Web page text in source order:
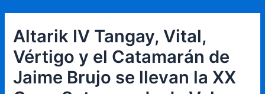
contenido
Altarik IV Tangay, Vital,
Vértigo y el Catamarán de
Jaime Brujo se llevan la XX
entradas